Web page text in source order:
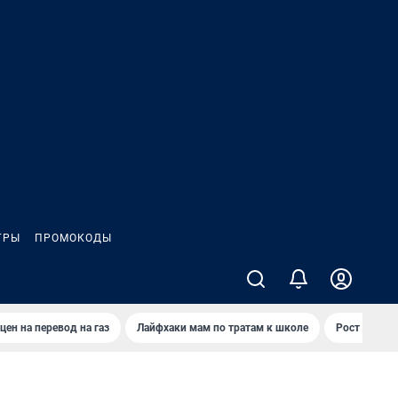
ПРОМОКОДЫ
на перевод на газ Лайфхаки мам по тратам к школе Рост цен на